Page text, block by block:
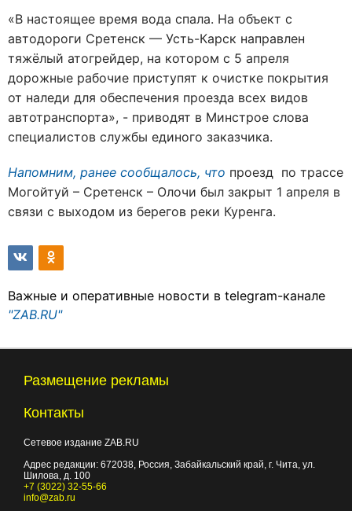
«В настоящее время вода спала. На объект с
автодороги Сретенск — Усть-Карск направлен
тяжёлый атогрейдер, на котором с 5 апреля
дорожные рабочие приступят к очистке покрытия
от наледи для обеспечения проезда всех видов
автотранспорта», - приводят в Минстрое слова
специалистов службы единого заказчика.
Напомним, ранее сообщалось, что проезд по трассе
Могойтуй – Сретенск – Олочи был закрыт 1 апреля в
связи с выходом из берегов реки Куренга.
Важные и оперативные новости в telegram-канале
"ZAB.RU"
Размещение рекламы
Контакты
Сетевое издание ZAB.RU
Адрес редакции: 672038 , Россия, Забайкальский край, г. Чита ул.
Шилова, д. 100
+7 (3022) 32-55-66
info@zab.ru